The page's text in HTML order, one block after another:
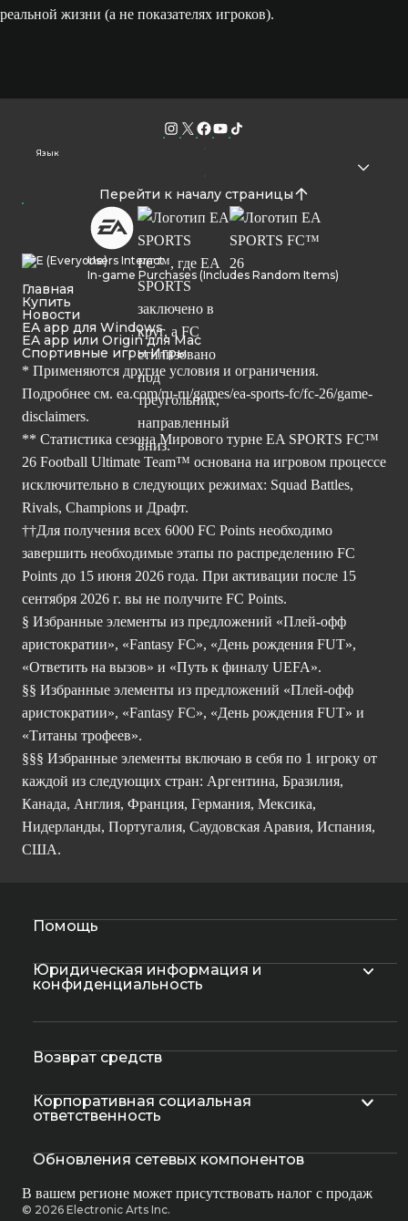
реальной жизни (а не показателях игроков).
Язык
Перейти к началу страницы
Users Interact
In-game Purchases (Includes Random Items)
Главная
Купить
Новости
EA app для Windows
EA app или Origin для Mac
Спортивные игры Игры
* Применяются другие условия и ограничения.
Подробнее см. ea.com/ru-ru/games/ea-sports-fc/fc-26/game-
disclaimers.
** Статистика сезона Мирового турне EA SPORTS FC™
26 Football Ultimate Team™ основана на игровом процессе
исключительно в следующих режимах: Squad Battles,
Rivals, Champions и Драфт.
††Для получения всех 6000 FC Points необходимо
завершить необходимые этапы по распределению FC
Points до 15 июня 2026 года. При активации после 15
сентября 2026 г. вы не получите FC Points.
§ Избранные элементы из предложений «Плей-офф
аристократии», «Fantasy FC», «День рождения FUT»,
«Ответить на вызов» и «Путь к финалу UEFA».
§§ Избранные элементы из предложений «Плей-офф
аристократии», «Fantasy FC», «День рождения FUT» и
«Титаны трофеев».
§§§ Избранные элементы включаю в себя по 1 игроку от
каждой из следующих стран: Аргентина, Бразилия,
Канада, Англия, Франция, Германия, Мексика,
Нидерланды, Португалия, Саудовская Аравия, Испания,
США.
Помощь
Юридическая информация и
конфиденциальность
Возврат средств
Корпоративная социальная
ответственность
Обновления сетевых компонентов
В вашем регионе может присутствовать налог с продаж
© 2026 Electronic Arts Inc.